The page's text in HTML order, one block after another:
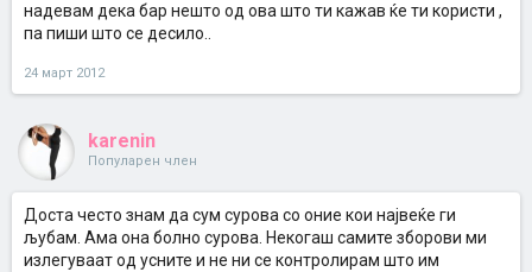
надевам дека бар нешто од ова што ти кажав ќе ти користи ,
па пиши што се десило..
24 март 2012
karenin
Популарен член
Доста често знам да сум сурова со оние кои највеќе ги
љубам. Ама она болно сурова. Некогаш самите зборови ми
излегуваат од усните и не ни се контролирам што им